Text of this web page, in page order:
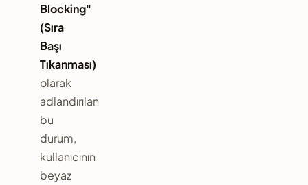
Blocking"
(Sıra
Başı
Tıkanması)
olarak
adlandırılan
bu
durum,
kullanıcının
beyaz